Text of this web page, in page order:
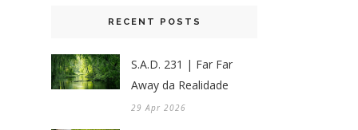
RECENT POSTS
S.A.D. 231 | Far Far
Away da Realidade
29 Apr 2026